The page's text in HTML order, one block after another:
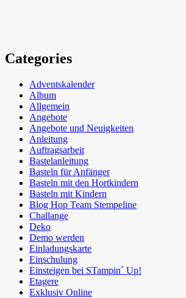
Categories
Adventskalender
Album
Allgemein
Angebote
Angebote und Neuigkeiten
Anleitung
Auftragsarbeit
Bastelanleitung
Basteln für Anfänger
Basteln mit den Hortkindern
Basteln mit Kindern
Blog Hop Team Stempeline
Challange
Deko
Demo werden
Einladungskarte
Einschulung
Einsteigen bei STampin´ Up!
Etagere
Exklusiv Online